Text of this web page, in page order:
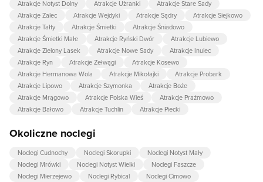
Atrakcje Notyst Dolny
Atrakcje Użranki
Atrakcje Stare Sady
Atrakcje Zalec
Atrakcje Wejdyki Atrakcje Sądry
Atrakcje Siejkowo
Atrakcje Tałty
Atrakcje Śmietki
Atrakcje Śniadowo
Atrakcje Śmietki Małe
Atrakcje Ryński Dwór
Atrakcje Lubiewo
Atrakcje Zielony Lasek
Atrakcje Nowe Sady
Atrakcje Inulec
Atrakcje Ryn
Atrakcje Zełwągi
Atrakcje Kosewo
Atrakcje Hermanowa Wola
Atrakcje Mikołajki
Atrakcje Probark
Atrakcje Lipowo
Atrakcje Szymonka
Atrakcje Boże
Atrakcje Mrągowo
Atrakcje Polska Wieś
Atrakcje Prażmowo
Atrakcje Bałowo
Atrakcje Tuchlin Atrakcje Piecki
Okoliczne noclegi
Noclegi Cudnochy Noclegi Skorupki
Noclegi Notyst Mały
Noclegi Mrówki
Noclegi Notyst Wielki
Noclegi Faszcze
Noclegi Mierzejewo
Noclegi Rybical
Noclegi Cimowo